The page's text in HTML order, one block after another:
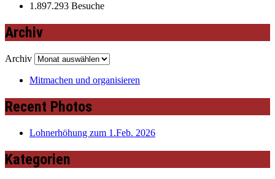
1.897.293 Besuche
Archiv
Archiv
Mitmachen und organisieren
Recent Photos
Lohnerhöhung zum 1.Feb. 2026
Kategorien